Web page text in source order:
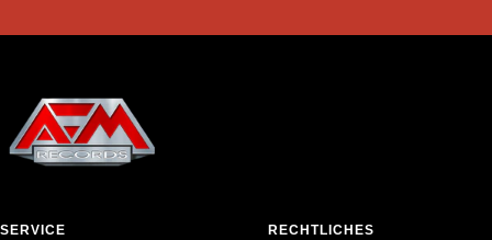
SERVICE RECHTLICHES